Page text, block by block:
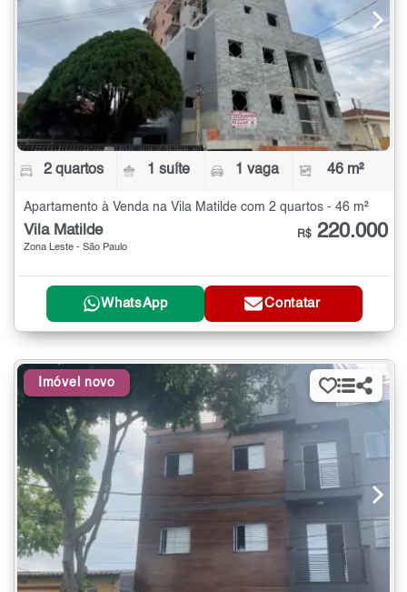
2 quartos 1 suíte 1 vaga 46 m²
Apartamento à Venda na Vila Matilde com 2 quartos - 46 m²
Vila Matilde
Zona Leste - São Paulo
R$ 220.000
WhatsApp Contatar
Imóvel novo